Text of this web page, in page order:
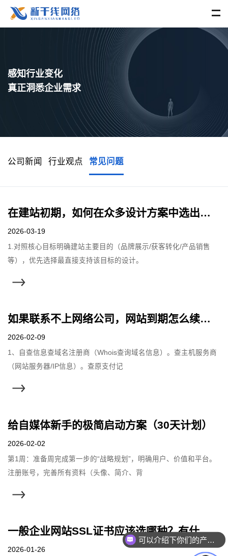
感知行业变化
真正洞悉企业需求
公司新闻 行业观点 常见问题
在建站初期，如何在众多设计方案中选出更适合自己公司的呢？
2026-03-19
1.对照核心目标明确建站主要目的（品牌展示/获客转化/产品销售
等），优先选择最直接支持该目标的设计。
如果联系不上网络公司，网站到期怎么续费？
2026-02-09
1、自查信息查域名注册商（Whois查询域名信息）。查主机服务商
（网站服务器/IP信息）。查原支付记
给自媒体新手的极简启动方案（30天计划）
2026-02-02
第1周：准备周完成第一步的“战略规划”，明确用户、价值和平台。
注册账号，完善所有资料（头像、简介、背
一般企业网站SSL证书应该选哪种？有什么区别？
2026-01-26